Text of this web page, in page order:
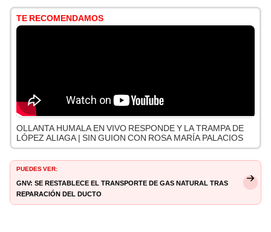
TE RECOMENDAMOS
OLLANTA HUMALA EN VIVO RESPONDE Y LA TRAMPA DE
LÓPEZ ALIAGA | SIN GUION CON ROSA MARÍA PALACIOS
PUEDES VER:
GNV: se restablece el transporte de gas natural tras
reparación del ducto